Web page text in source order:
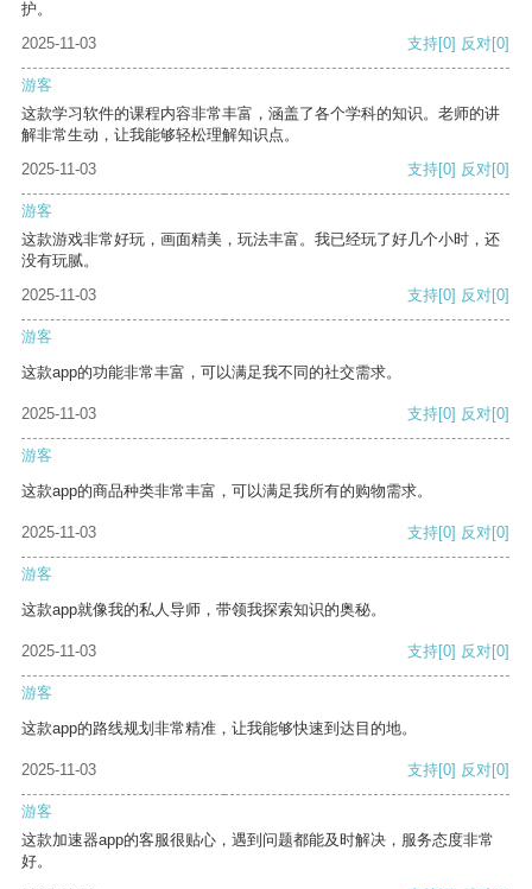
护。
2025-11-03
支持[0] 反对[0]
游客
这款学习软件的课程内容非常丰富，涵盖了各个学科的知识。老师的讲
解非常生动，让我能够轻松理解知识点。
2025-11-03
支持[0] 反对[0]
游客
这款游戏非常好玩，画面精美，玩法丰富。我已经玩了好几个小时，还
没有玩腻。
2025-11-03
支持[0] 反对[0]
游客
这款app的功能非常丰富，可以满足我不同的社交需求。
2025-11-03 支持[0] 反对[0]
游客
这款app的商品种类非常丰富，可以满足我所有的购物需求。
2025-11-03 支持[0] 反对[0]
游客
这款app就像我的私人导师，带领我探索知识的奥秘。
2025-11-03 支持[0] 反对[0]
游客
这款app的路线规划非常精准，让我能够快速到达目的地。
2025-11-03 支持[0] 反对[0]
游客
这款加速器app的客服很贴心，遇到问题都能及时解决，服务态度非常
好。